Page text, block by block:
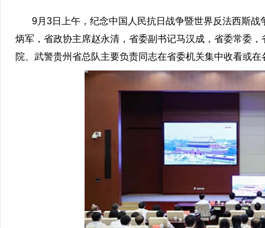
9月3日上午，纪念中国人民抗日战争暨世界反法西斯战
炳军，省政协主席赵永清，省委副书记马汉成，省委常委
院、武警贵州省总队主要负责同志在省委机关集中收看或